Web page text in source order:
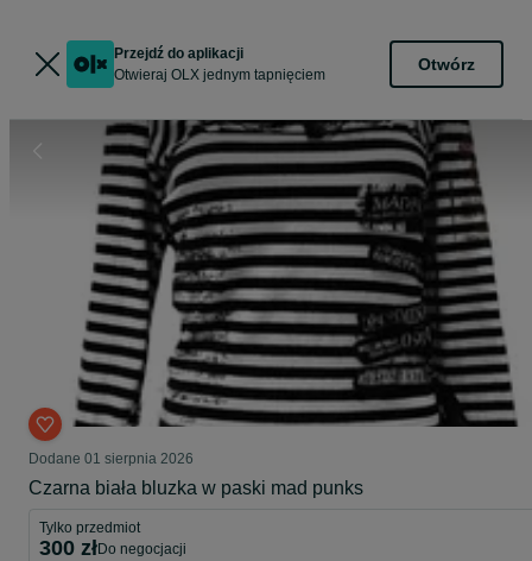
Przejdź do aplikacji
Otwieraj OLX jednym tapnięciem
Otwórz
Dodane 01 sierpnia 2026
Czarna biała bluzka w paski mad punks
Tylko przedmiot
300 zł do negocjacji